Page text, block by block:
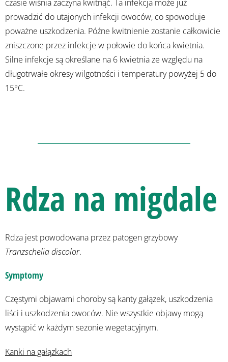
czasie wiśnia zaczyna kwitnąć. Ta infekcja może już
prowadzić do utajonych infekcji owoców, co spowoduje
poważne uszkodzenia. Późne kwitnienie zostanie całkowicie
zniszczone przez infekcje w połowie do końca kwietnia.
Silne infekcje są określane na 6 kwietnia ze względu na
długotrwałe okresy wilgotności i temperatury powyżej 5 do
15°C.
Rdza na migdale
Rdza jest powodowana przez patogen grzybowy
Tranzschelia discolor.
Symptomy
Częstymi objawami choroby są kanty gałązek, uszkodzenia
liści i uszkodzenia owoców. Nie wszystkie objawy mogą
wystąpić w każdym sezonie wegetacyjnym.
Kanki na gałązkach